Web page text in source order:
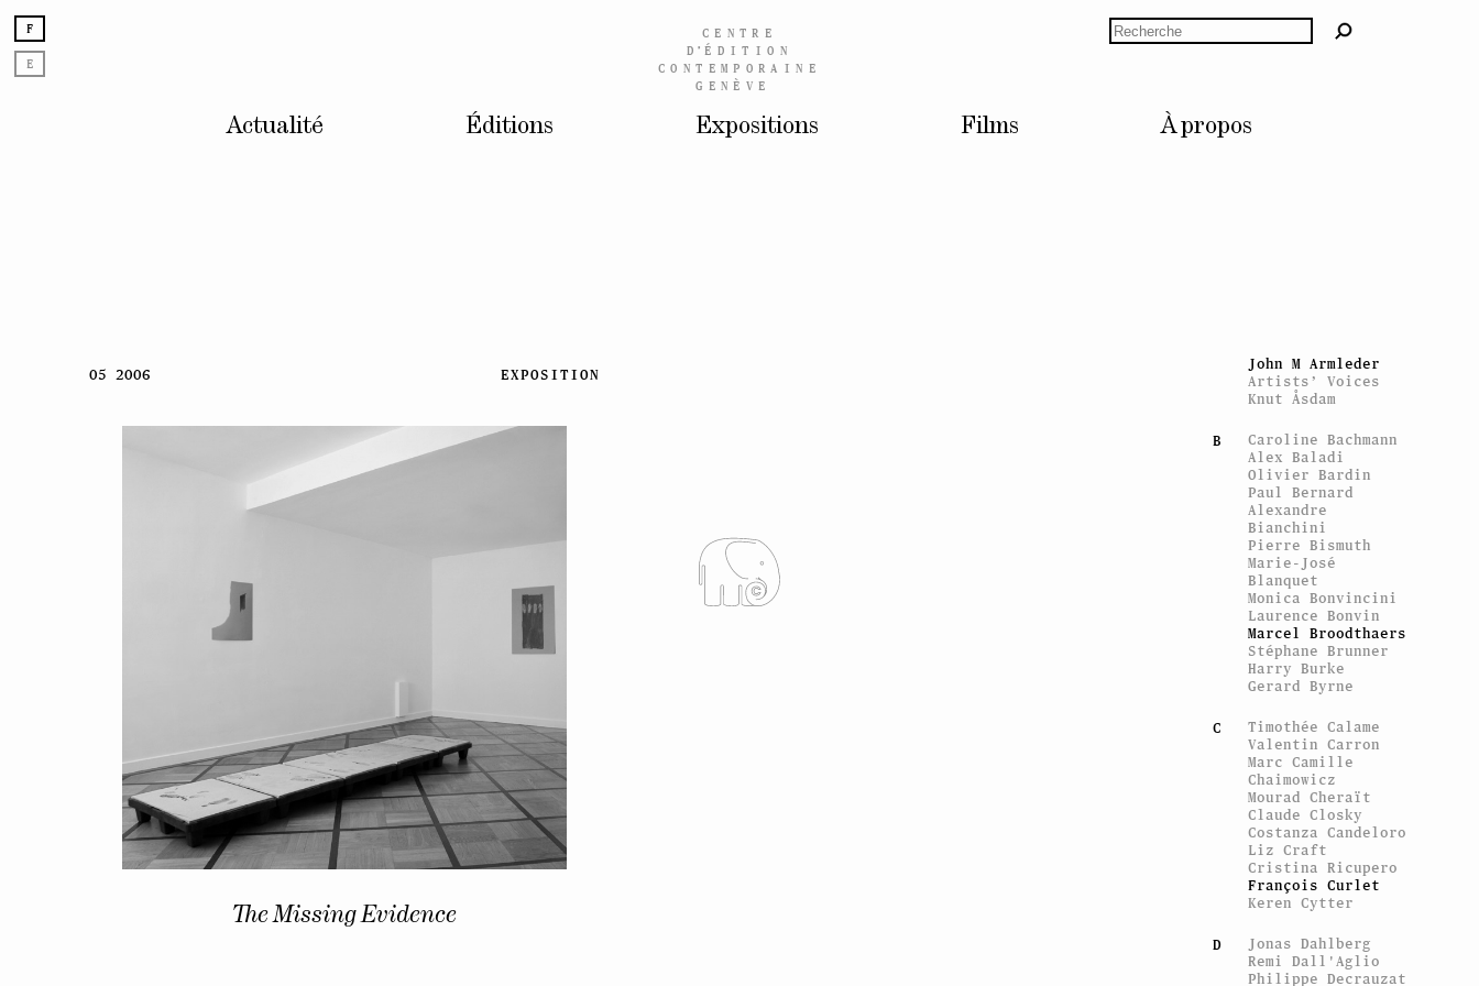
CENTRE
D’ÉDITION
CONTEMPORAINE
GENÈVE
Actualité Éditions Expositions Films À propos
05 2006 EXPOSITION
The Missing Evidence
John M Armleder
Artists’ Voices
Knut Åsdam
B
Caroline Bachmann
Alex Baladi
Olivier Bardin
Paul Bernard
Alexandre
Bianchini
Pierre Bismuth
Marie-José
Blanquet
Monica Bonvincini
Laurence Bonvin
Marcel Broodthaers
Stéphane Brunner
Harry Burke
Gerard Byrne
C
Timothée Calame
Valentin Carron
Marc Camille
Chaimowicz
Mourad Cheraït
Claude Closky
Costanza Candeloro
Liz Craft
Cristina Ricupero
François Curlet
Keren Cytter
D
Jonas Dahlberg
Remi Dall'Aglio
Philippe Decrauzat
F
E
Rechercher